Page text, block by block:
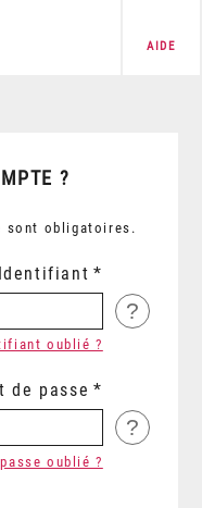
AIDE
?
sont obligatoires.
Identifiant
?
oublié ?
de passe
?
oublié ?